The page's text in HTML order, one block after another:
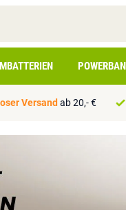
Versand ab 20,- €